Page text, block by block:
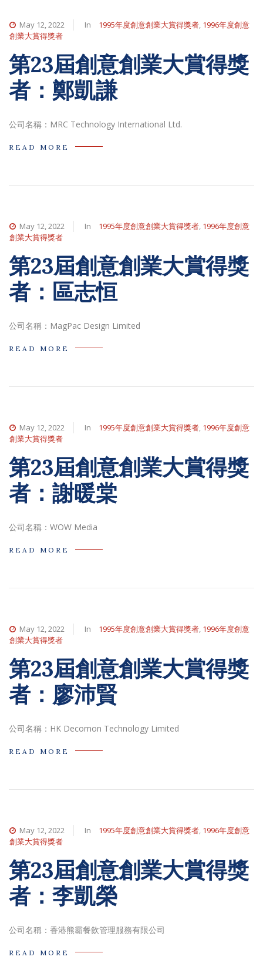
May 12, 2022 In 1995年度創意創業大賞得獎者, 1996年度創意
創業大賞得獎者
第23屆創意創業大賞得獎
者：鄭凱謙
公司名稱：MRC Technology International Ltd.
READ MORE
May 12, 2022 In 1995年度創意創業大賞得獎者, 1996年度創意
創業大賞得獎者
第23屆創意創業大賞得獎
者：區志恒
公司名稱：MagPac Design Limited
READ MORE
May 12, 2022 In 1995年度創意創業大賞得獎者, 1996年度創意
創業大賞得獎者
第23屆創意創業大賞得獎
者：謝暖棠
公司名稱：WOW Media
READ MORE
May 12, 2022 In 1995年度創意創業大賞得獎者, 1996年度創意
創業大賞得獎者
第23屆創意創業大賞得獎
者：廖沛賢
公司名稱：HK Decomon Technology Limited
READ MORE
May 12, 2022 In 1995年度創意創業大賞得獎者, 1996年度創意
創業大賞得獎者
第23屆創意創業大賞得獎
者：李凱榮
公司名稱：香港熊霸餐飲管理服務有限公司
READ MORE